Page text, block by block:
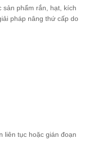
sản phẩm rắn, hạt, kích
pháp nâng thứ cấp do
liên tục hoặc gián đoạn